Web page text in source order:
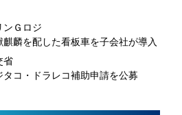
ンＧロジ
麒麟を配した看板車を子会社が導入
省
タコ・ドラレコ補助申請を公募